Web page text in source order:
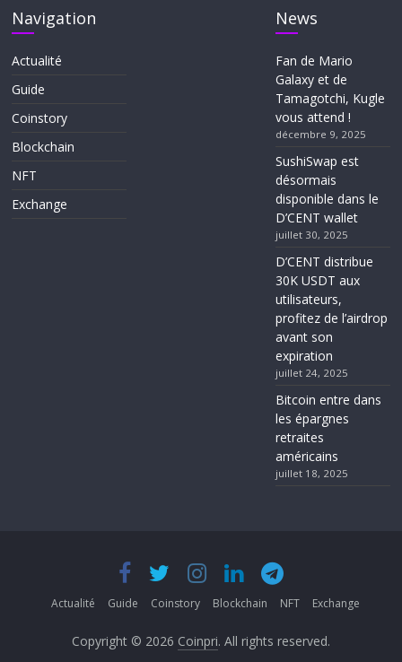
Navigation
Actualité
Guide
Coinstory
Blockchain
NFT
Exchange
News
Fan de Mario
Galaxy et de
Tamagotchi, Kugle
vous attend !
décembre 9, 2025
SushiSwap est
désormais
disponible dans le
D’CENT wallet
juillet 30, 2025
D’CENT distribue
30K USDT aux
utilisateurs,
profitez de l’airdrop
avant son
expiration
juillet 24, 2025
Bitcoin entre dans
les épargnes
retraites
américains
juillet 18, 2025
Actualité Guide Coinstory Blockchain NFT Exchange
Copyright © 2026 Coinpri. All rights reserved.